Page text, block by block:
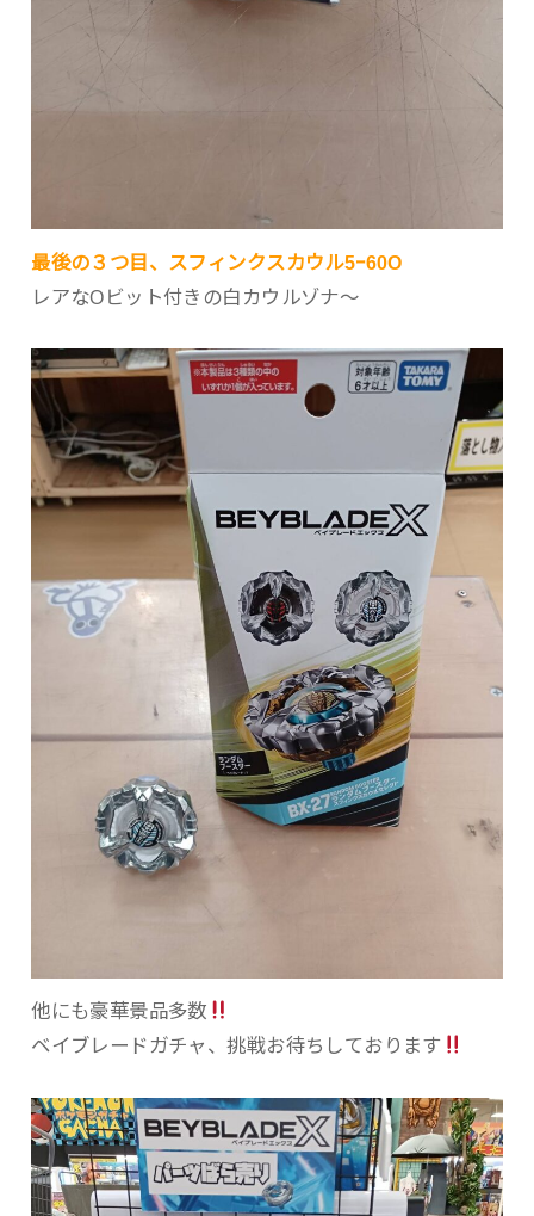
最後の３つ目、スフィンクスカウル5ｰ60O
レアなOビット付きの白カウルゾナ～
他にも豪華景品多数
ベイブレードガチャ、挑戦お待ちしております